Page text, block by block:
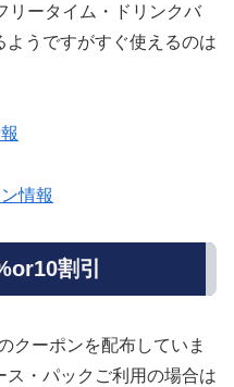
リータイム・ドリンクバ
うですがすぐ使えるのは
情報
割引
クーポンを配布していま
・パックご利用の場合は